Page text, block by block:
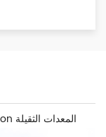
حفارة جديدة العلامة التجارية لـ Hard Rock 53 Ton المعدات الثقيلة